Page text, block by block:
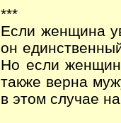
***
Если женщина
он
Но если
также верна
в этом случае